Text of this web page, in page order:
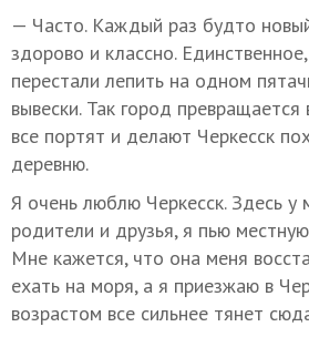
— Часто. Каждый раз будто
здорово и классно.
перестали лепить на одном
вывески. Так город
все портят и делают Черкесск
деревню.
Я очень люблю Черкесск. Здесь у
родители и друзья, я пью
Мне кажется, что она меня
ехать на моря, а я приезжаю в
возрастом все сильнее тянет